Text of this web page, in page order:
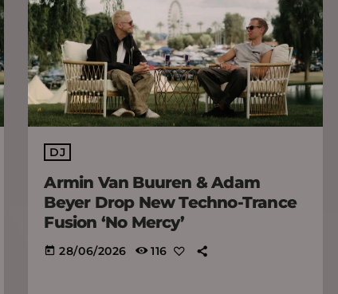
DJ
Armin Van Buuren & Adam
Beyer Drop New Techno-Trance
Fusion ‘No Mercy’
today 28/06/2026 116